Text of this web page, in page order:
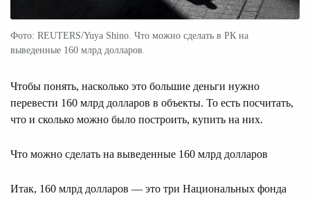
Фото: REUTERS/Yuya Shino. Что можно сделать в РК на
выведенные 160 млрд долларов.
Чтобы понять, насколько это большие деньги нужно
перевести 160 млрд долларов в объекты. То есть посчитать,
что и сколько можно было построить, купить на них.
Что можно сделать на выведенные 160 млрд долларов
Итак, 160 млрд долларов — это три Национальных фонда